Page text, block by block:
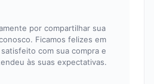
por compartilhar sua
Ficamos felizes em
com sua compra e
às suas expectativas.